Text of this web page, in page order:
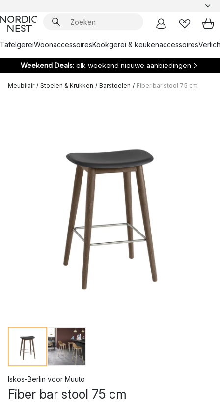
TafelgereiWoonaccessoiresKookgerei & keukenaccessoires
Weekend Deals: elk weekend nieuwe aanbiedingen
Meubilair / Stoelen & Krukken / Barstoelen / Fiber bar stool 75 cm
Iskos-Berlin voor Muuto
Fiber bar stool 75 cm